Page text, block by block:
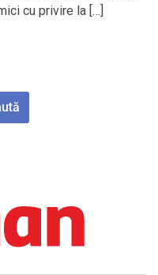
cu privire la […]